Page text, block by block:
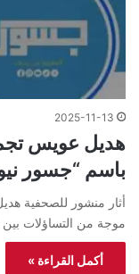
2025-11-13
هديل عويس
باسم “جسور
أثار منشور للصحفية
موجة من التساؤلات بين
أكمل القراءة »